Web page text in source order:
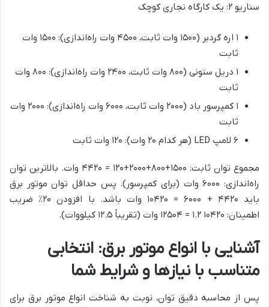
سناریو ۲: یک کارگاه نجاری کوچک
۱ اره گردبر (۱۵۰۰ وات ثابت، ۴۵۰۰ وات راه‌اندازی): ۱۵۰۰ وات
ثابت
۱ دریل ستونی (۸۰۰ وات ثابت، ۲۴۰۰ وات راه‌اندازی): ۸۰۰ وات
ثابت
۱ کمپرسور باد (۲۰۰۰ وات ثابت، ۶۰۰۰ وات راه‌اندازی): ۲۰۰۰ وات
ثابت
۶ لامپ LED (هر کدام ۲۰ وات): ۱۲۰ وات ثابت
مجموع توان ثابت: ۱۵۰۰+۸۰۰+۲۰۰۰+۱۲۰ = ۴۴۲۰ وات. بالاترین توان
راه‌اندازی: ۶۰۰۰ وات (برای کمپرسور). پس حداقل توان موتور برق
باید ۴۴۲۰ + ۶۰۰۰ = ۱۰۴۲۰ وات باشد. با افزودن ۲۰٪ ضریب
اطمینان: ۱۰۴۲۰ ۱.۲ = ۱۲۵۰۴ وات (تقریباً ۱۲.۵ کیلووات).
آشنایی با انواع موتور برق: انتخابی
متناسب با نیازها و شرایط شما
پس از محاسبه دقیق توان، نوبت به شناخت انواع موتور برق برای